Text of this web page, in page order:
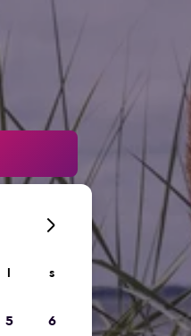
s
5 6